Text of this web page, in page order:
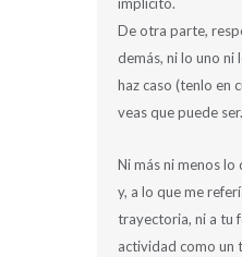
De otra parte,
demás, ni lo uno ni
haz caso (tenlo en
veas que puede ser.
Ni más ni menos lo
y, a lo que me
trayectoria, ni a tu
actividad como un